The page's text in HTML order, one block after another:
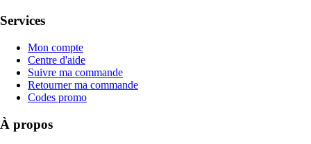
Services
Mon compte
Centre d'aide
Suivre ma commande
Retourner ma commande
Codes promo
À propos